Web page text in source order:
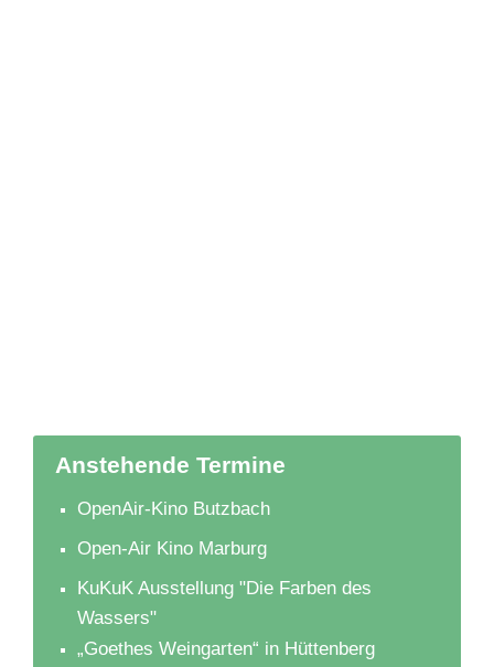
Anstehende Termine
OpenAir-Kino Butzbach
Open-Air Kino Marburg
KuKuK Ausstellung "Die Farben des
Wassers"
„Goethes Weingarten“ in Hüttenberg